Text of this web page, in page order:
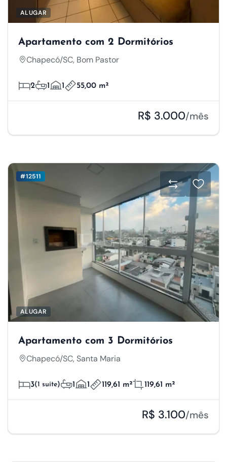
ALUGAR
Apartamento com 2 Dormitórios
Chapecó/SC, Bom Pastor
2 1 1 55,00 m²
R$ 3.000/mês
#12511
ALUGAR
Apartamento com 3 Dormitórios
Chapecó/SC, Santa Maria
3(1 suíte) 1 1 119,61 m² 119,61 m²
R$ 3.100/mês